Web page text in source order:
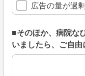
広告の量が過
■そのほか、病院な
いましたら、ご自
■そのほか、病院な